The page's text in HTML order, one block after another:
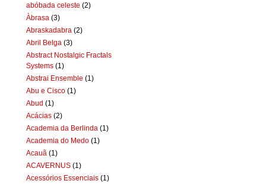
abóbada celeste (2)
Àbrasa (3)
Abraskadabra (2)
Abril Belga (3)
Abstract Nostalgic Fractals
Systems (1)
Abstrai Ensemble (1)
Abu e Cisco (1)
Abud (1)
Acácias (2)
Academia da Berlinda (1)
Academia do Medo (1)
Acauã (1)
ACAVERNUS (1)
Acessórios Essenciais (1)